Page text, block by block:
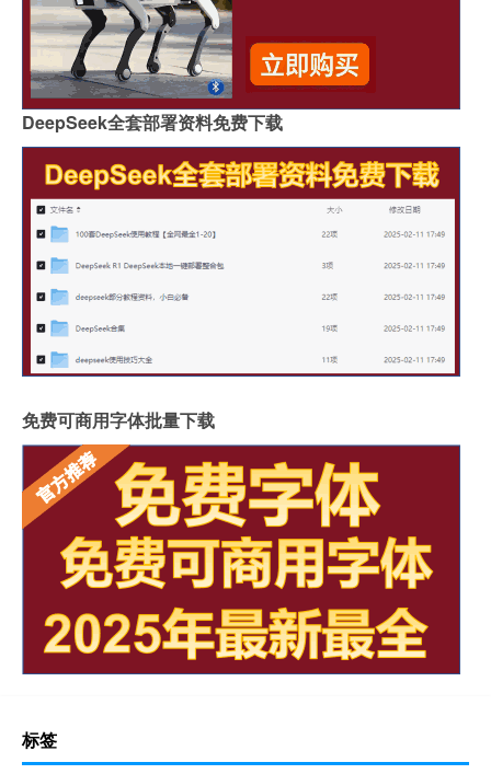
DeepSeek全套部署资料免费下载
免费可商用字体批量下载
标签